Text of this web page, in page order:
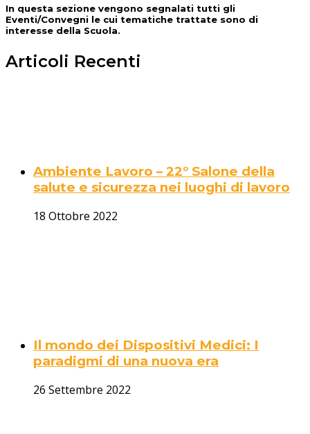
In questa sezione vengono segnalati tutti gli
Eventi/Convegni le cui tematiche trattate sono di
interesse della Scuola.
Articoli Recenti
Ambiente Lavoro – 22° Salone della
salute e sicurezza nei luoghi di lavoro
18 Ottobre 2022
Il mondo dei Dispositivi Medici: I
paradigmi di una nuova era
26 Settembre 2022